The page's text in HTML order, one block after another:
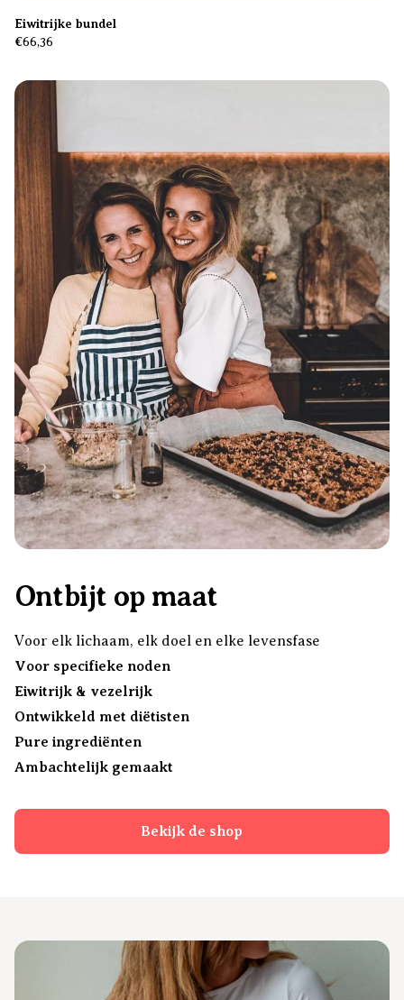
Eiwitrijke bundel
€66,36
Ontbijt op maat
Voor elk lichaam, elk doel en elke levensfase
Voor specifieke noden
Eiwitrijk & vezelrijk
Ontwikkeld met diëtisten
Pure ingrediënten
Ambachtelijk gemaakt
Bekijk de shop